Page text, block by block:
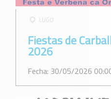
Fiestas de
2026
Fecha: 30/05/2026